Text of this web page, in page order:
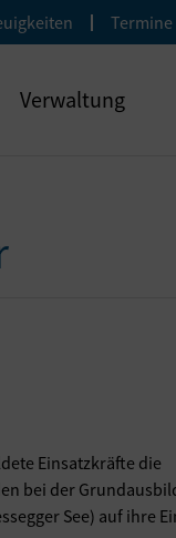
Termine
Verwaltung
Einsatzkräfte die
bei der
See) auf ihre